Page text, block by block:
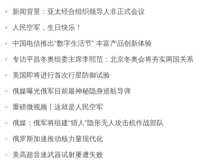
新闻背景：亚太经合组织领导人非正式会议
人民空军，生日快乐！
中国电信推出“数字生活节” 丰富产品创新体验
专访平昌冬奥组委主席李熙范：北京冬奥会将夯实两国关系
美国即将进行首次行星防御试验
俄媒曝光俄军目前最神秘隐身巡航导弹
重磅微视频丨这就是人民空军
俄媒：俄军将组建“猎人”隐形无人攻击机作战部队
俄罗斯加速推动核力量现代化
美高超音速武器试射屡遭失败